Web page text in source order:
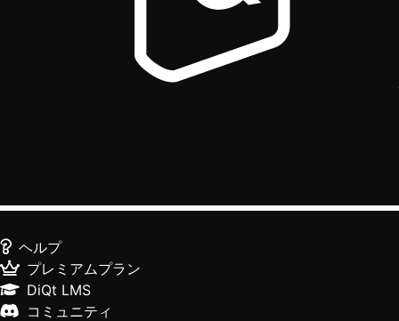
ヘルプ
プレミアムプラン
DiQt LMS
コミュニティ